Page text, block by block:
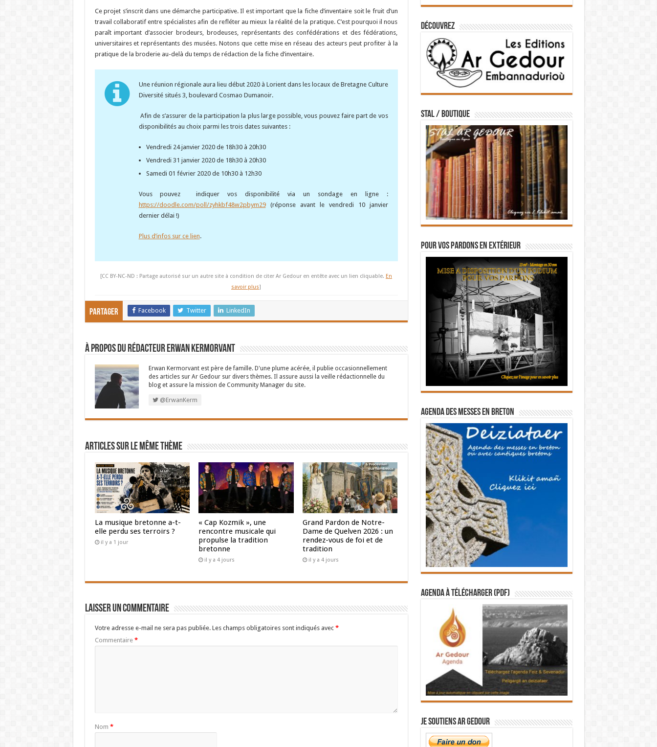
Ce projet s’inscrit dans une démarche participative. Il est important que la fiche d’inventaire soit le fruit d’un
travail collaboratif entre spécialistes afin de refléter au mieux la réalité de la pratique. C’est pourquoi il nous
paraît important d’associer brodeurs, brodeuses, représentants des confédérations et des fédérations,
universitaires et représentants des musées. Notons que cette mise en réseau des acteurs peut profiter à la
pratique de la broderie au-delà du temps de rédaction de la fiche d’inventaire.
Une réunion régionale aura lieu début 2020 à Lorient dans les locaux de Bretagne Culture
Diversité situés 3, boulevard Cosmao Dumanoir.
Afin de s’assurer de la participation la plus large possible, vous pouvez faire part de vos
disponibilités au choix parmi les trois dates suivantes :
Vendredi 24 janvier 2020 de 18h30 à 20h30
Vendredi 31 janvier 2020 de 18h30 à 20h30
Samedi 01 février 2020 de 10h30 à 12h30
Vous pouvez indiquer vos disponibilité via un sondage en ligne :
https://doodle.com/poll/zyhkbf48w2pbym29(réponse avant le vendredi 10 janvier
dernier délai !)
Plus d’infos sur ce lien.
[CC BY-NC-ND : Partage autorisé sur un autre site à condition de citer Ar Gedour en entête avec un lien cliquable. En
savoir plus]
Partager Facebook Twitter LinkedIn
À propos du rédacteur Erwan Kermorvant
Erwan Kermorvant est père de famille. D'une plume acérée, il publie occasionnellement
des articles sur Ar Gedour sur divers thèmes. Il assure aussi la veille rédactionnelle du
blog et assure la mission de Community Manager du site.
@ErwanKerm
Articles sur le même thème
La musique bretonne a-t-
elle perdu ses terroirs ?
il y a 1 jour
« Cap Kozmik », une
rencontre musicale qui
propulse la tradition
bretonne
il y a 4 jours
Grand Pardon de Notre-
Dame de Quelven 2026 : un
rendez-vous de foi et de
tradition
il y a 4 jours
Laisser un commentaire
Votre adresse e-mail ne sera pas publiée. Les champs obligatoires sont indiqués avec *
Commentaire *
Nom *
Découvrez
STAL / BOUTIQUE
Pour vos pardons en extérieur
Agenda des messes en breton
Agenda à télécharger (PDF)
Je soutiens Ar Gedour